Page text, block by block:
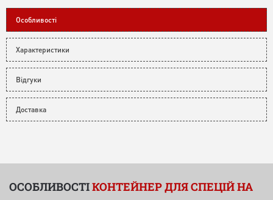
Особливості
Характеристики
Відгуки
Доставка
ОСОБЛИВОСТІКОНТЕЙНЕР ДЛЯ СПЕЦІЙ НА